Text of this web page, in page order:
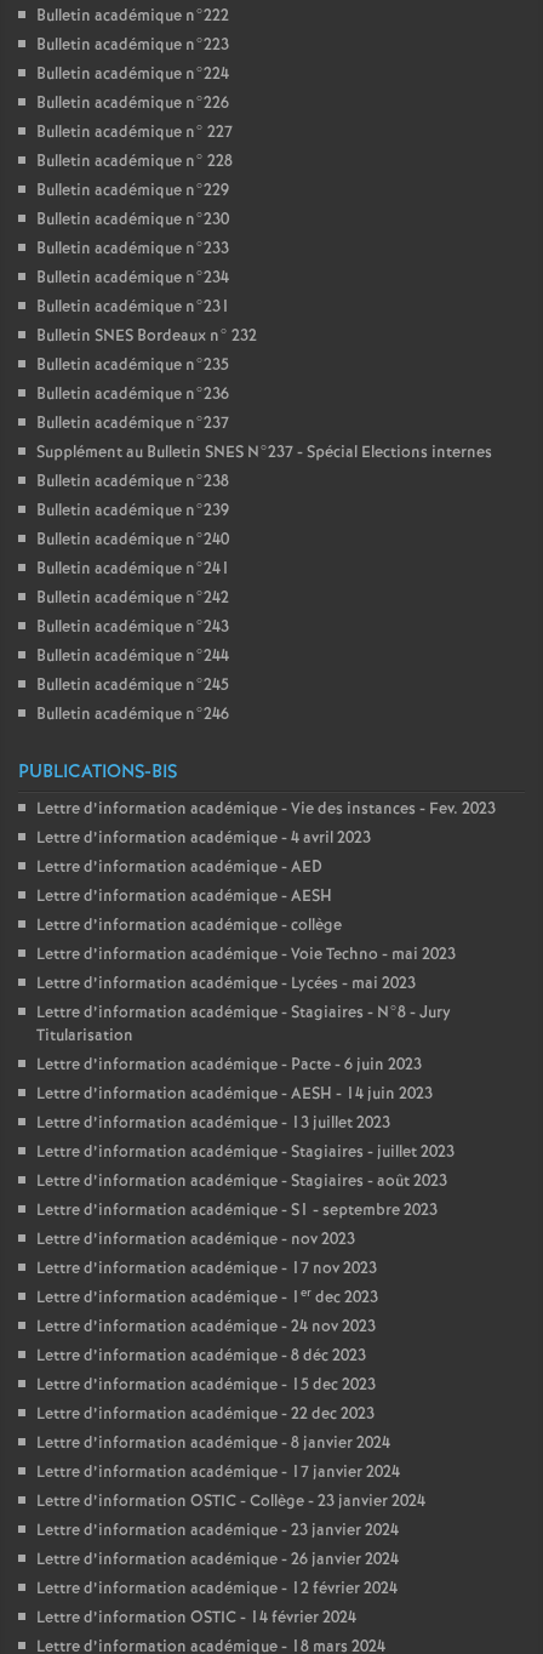
Bulletin académique n°222
Bulletin académique n°223
Bulletin académique n°224
Bulletin académique n°226
Bulletin académique n° 227
Bulletin académique n° 228
Bulletin académique n°229
Bulletin académique n°230
Bulletin académique n°233
Bulletin académique n°234
Bulletin académique n°231
Bulletin SNES Bordeaux n° 232
Bulletin académique n°235
Bulletin académique n°236
Bulletin académique n°237
Supplément au Bulletin SNES N°237 - Spécial Elections internes
Bulletin académique n°238
Bulletin académique n°239
Bulletin académique n°240
Bulletin académique n°241
Bulletin académique n°242
Bulletin académique n°243
Bulletin académique n°244
Bulletin académique n°245
Bulletin académique n°246
PUBLICATIONS-BIS
Lettre d’information académique - Vie des instances - Fev. 2023
Lettre d’information académique - 4 avril 2023
Lettre d’information académique - AED
Lettre d’information académique - AESH
Lettre d’information académique - collège
Lettre d’information académique - Voie Techno - mai 2023
Lettre d’information académique - Lycées - mai 2023
Lettre d’information académique - Stagiaires - N°8 - Jury
Titularisation
Lettre d’information académique - Pacte - 6 juin 2023
Lettre d’information académique - AESH - 14 juin 2023
Lettre d’information académique - 13 juillet 2023
Lettre d’information académique - Stagiaires - juillet 2023
Lettre d’information académique - Stagiaires - août 2023
Lettre d’information académique - S1 - septembre 2023
Lettre d’information académique - nov 2023
Lettre d’information académique - 17 nov 2023
Lettre d’information académique - 1 er dec 2023
Lettre d’information académique - 24 nov 2023
Lettre d’information académique - 8 déc 2023
Lettre d’information académique - 15 dec 2023
Lettre d’information académique - 22 dec 2023
Lettre d’information académique - 8 janvier 2024
Lettre d’information académique - 17 janvier 2024
Lettre d’information OSTIC - Collège - 23 janvier 2024
Lettre d’information académique - 23 janvier 2024
Lettre d’information académique - 26 janvier 2024
Lettre d’information académique - 12 février 2024
Lettre d’information OSTIC - 14 février 2024
Lettre d’information académique - 18 mars 2024